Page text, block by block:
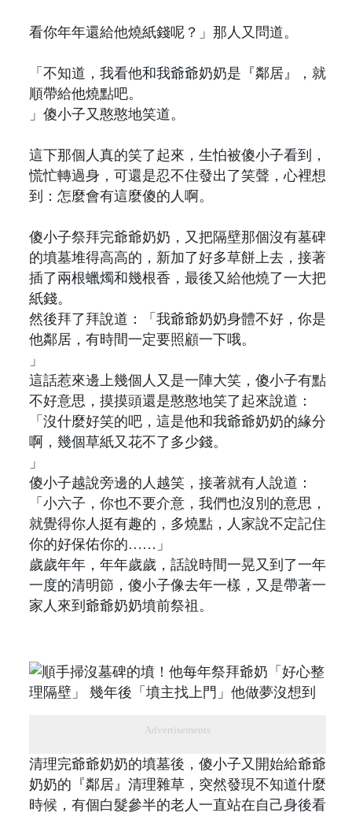
看你年年還給他燒紙錢呢？」那人又問道。
「不知道，我看他和我爺爺奶奶是『鄰居』，就
順帶給他燒點吧。
」傻小子又憨憨地笑道。
這下那個人真的笑了起來，生怕被傻小子看到，
慌忙轉過身，可還是忍不住發出了笑聲，心裡想
到：怎麼會有這麼傻的人啊。
傻小子祭拜完爺爺奶奶，又把隔壁那個沒有墓碑
的墳墓堆得高高的，新加了好多草餅上去，接著
插了兩根蠟燭和幾根香，最後又給他燒了一大把
紙錢。
然後拜了拜說道：「我爺爺奶奶身體不好，你是
他鄰居，有時間一定要照顧一下哦。
」
這話惹來邊上幾個人又是一陣大笑，傻小子有點
不好意思，摸摸頭還是憨憨地笑了起來說道：
「沒什麼好笑的吧，這是他和我爺爺奶奶的緣分
啊，幾個草紙又花不了多少錢。
」
傻小子越說旁邊的人越笑，接著就有人說道：
「小六子，你也不要介意，我們也沒別的意思，
就覺得你人挺有趣的，多燒點，人家說不定記住
你的好保佑你的……」
歲歲年年，年年歲歲，話說時間一晃又到了一年
一度的清明節，傻小子像去年一樣，又是帶著一
家人來到爺爺奶奶墳前祭祖。
Advertisements
清理完爺爺奶奶的墳墓後，傻小子又開始給爺爺
奶奶的『鄰居』清理雜草，突然發現不知道什麼
時候，有個白髮參半的老人一直站在自己身後看